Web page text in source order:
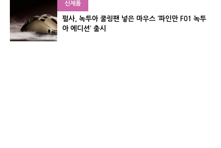
신제품
펄사, 녹투아 쿨링팬 넣은 마우스 ‘파인만 F01 녹투
아 에디션’ 출시